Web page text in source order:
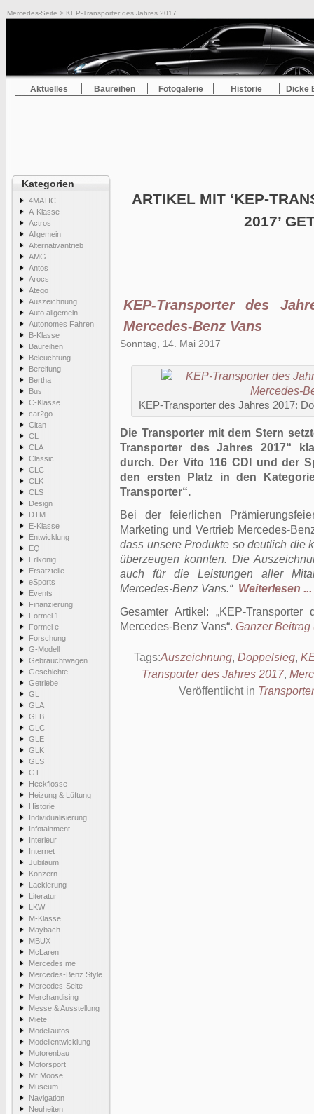
Mercedes-Seite > KEP-Transporter des Jahres 2017
Aktuelles Baureihen Fotogalerie Historie Dicke
Kategorien
4MATIC
A-Klasse
Actros
Allgemein
Alternativantrieb
AMG
Antos
Arocs
Atego
Auszeichnung
Auto allgemein
Autonomes Fahren
B-Klasse
Baureihen
Beleuchtung
Bereifung
Bertha
Bus
C-Klasse
car2go
Citan
CL
CLA
Classic
CLC
CLK
CLS
Design
DTM
E-Klasse
Entwicklung
EQ
Erlkönig
Ersatzteile
eSports
Events
Finanzierung
Formel 1
Formel e
Forschung
G-Modell
Gebrauchtwagen
Geschichte
Getriebe
GL
GLA
GLB
GLC
GLE
GLK
GLS
GT
Heckflosse
Heizung & Lüftung
Historie
Individualisierung
Infotainment
Interieur
Internet
Jubiläum
Konzern
Lackierung
Literatur
LKW
M-Klasse
Maybach
MBUX
McLaren
Mercedes me
Mercedes-Benz Style
Mercedes-Seite
Merchandising
Messe & Ausstellung
Miete
Modellautos
Modellentwicklung
Motorenbau
Motorsport
Mr Moose
Museum
Navigation
Neuheiten
ARTIKEL MIT ‘KEP-
2017’
KEP-Transporter des
Mercedes-Benz Vans
Sonntag, 14. Mai 2017
KEP-Transporter des Jahres 2017:
Die Transporter mit dem Stern
Transporter des Jahres 2017“
durch. Der Vito 116 CDI und der
den ersten Platz in den
Transporter“.
Bei der feierlichen
Marketing und Vertrieb Mercedes-
dass unsere Produkte so deutlich die
überzeugen konnten. Die
auch für die Leistungen aller
Mercedes-Benz Vans.“ Weiterlesen ...
Gesamter Artikel:
KEP-Transporter
Mercedes-Benz Vans . Ganzer Beitrag
Tags:Auszeichnung, Doppelsieg,
Transporter des Jahres 2017,
Veröffentlicht in Transporter